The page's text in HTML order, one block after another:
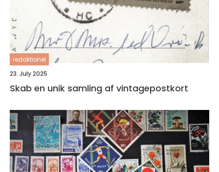
redaktionel
23. July 2025
Skab en unik samling af vintagepostkort